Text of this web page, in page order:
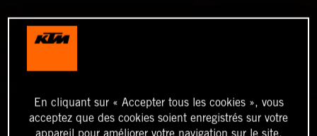
En cliquant sur « Accepter tous les cookies », vous
acceptez que des cookies soient enregistrés sur votre
appareil pour améliorer votre navigation sur le site,